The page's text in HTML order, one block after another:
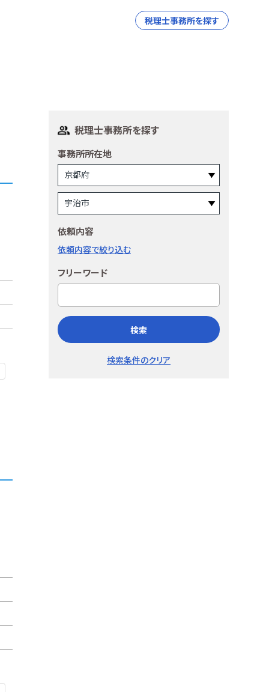
税理士事務所を探す
税理士事務所を探す
事務所所在地
依頼内容
依頼内容で絞り込む
フリーワード
検索
検索条件のクリア